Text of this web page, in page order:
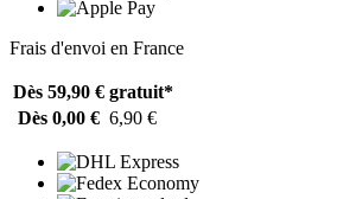
Frais d'envoi en France
Dès 59,90 € gratuit*
Dès 0,00 € 6,90 €